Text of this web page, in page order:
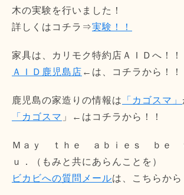
木の実験を行いました！
詳しくはコチラ⇒実験！！
家具は、カリモク特約店ＡＩＤへ！！
ＡＩＤ鹿児島店 ←は、コチラから！！
鹿児島の家造りの情報は 「カゴスマ」
「カゴスマ 」←はコチラから！！
Ｍａｙ ｔｈｅ ａｂｉｅｓ ｂｅ
ｕ．（もみと共にあらんことを）
ビカビへの質問メールは、こちらから